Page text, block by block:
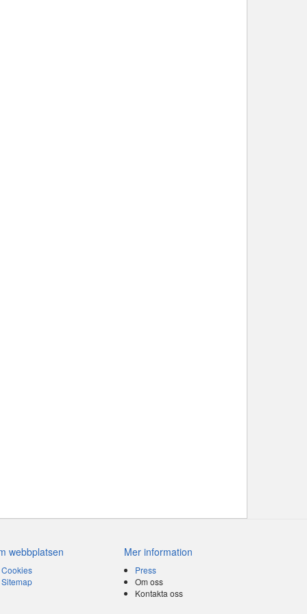
webbplatsen
Cookies
Sitemap
Mer information
Press
Om oss
Kontakta oss